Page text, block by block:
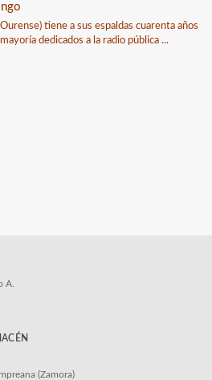
tiene a sus espaldas cuarenta años
dedicados a la radio pública ...
A.
(Zamora)